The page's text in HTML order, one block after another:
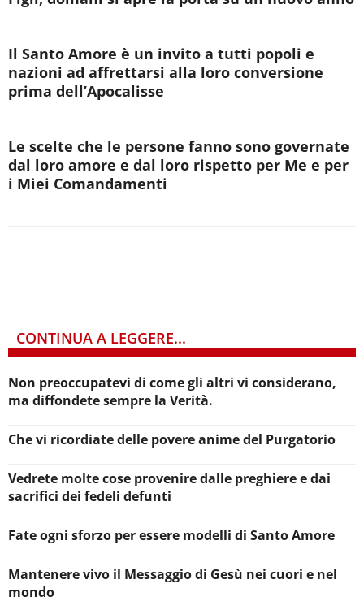
Il Santo Amore è un invito a tutti popoli e
nazioni ad affrettarsi alla loro conversione
prima dell’Apocalisse
Le scelte che le persone fanno sono governate
dal loro amore e dal loro rispetto per Me e per
i Miei Comandamenti
CONTINUA A LEGGERE...
Non preoccupatevi di come gli altri vi considerano,
ma diffondete sempre la Verità.
Che vi ricordiate delle povere anime del Purgatorio
Vedrete molte cose provenire dalle preghiere e dai
sacrifici dei fedeli defunti
Fate ogni sforzo per essere modelli di Santo Amore
Mantenere vivo il Messaggio di Gesù nei cuori e nel
mondo